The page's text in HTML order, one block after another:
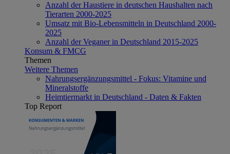
Anzahl der Haustiere in deutschen Haushalten nach
Tierarten 2000-2025
Umsatz mit Bio-Lebensmitteln in Deutschland 2000-
2025
Anzahl der Veganer in Deutschland 2015-2025
Konsum & FMCG
Themen
Weitere Themen
Nahrungsergänzungsmittel - Fokus: Vitamine und
Mineralstoffe
Heimtiermarkt in Deutschland - Daten & Fakten
Top Report